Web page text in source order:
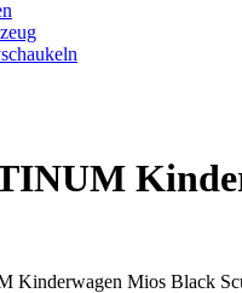
Kinderwagen Mios Black